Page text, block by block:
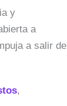
y
a
a salir de
,